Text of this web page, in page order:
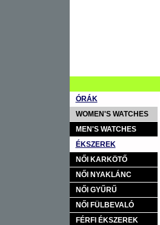
ÓRÁK
WOMEN'S WATCHES
MEN'S WATCHES
ÉKSZEREK
NŐI KARKÖTŐ
NŐI NYAKLÁNC
NŐI GYŰRŰ
NŐI FÜLBEVALÓ
FÉRFI ÉKSZEREK